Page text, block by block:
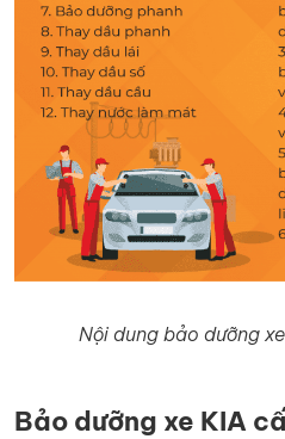
Nội dung bảo dưỡng
Bảo dưỡng xe KIA